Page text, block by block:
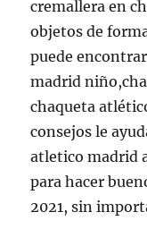
cremallera en
objetos de
puede
madrid
chaqueta
consejos le
atletico madrid
para hacer
2021, sin